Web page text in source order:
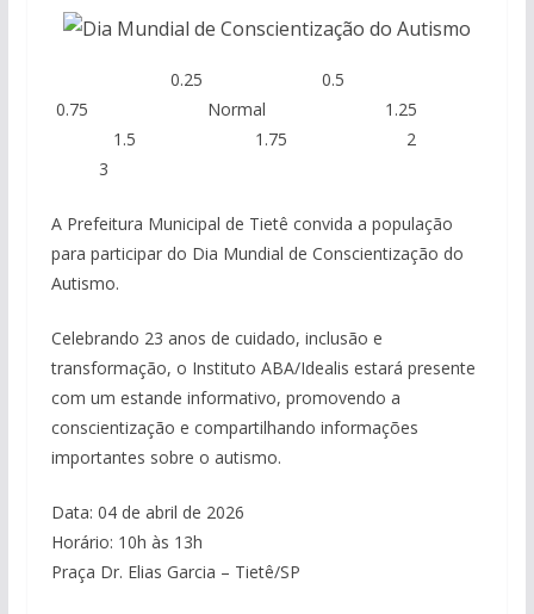
0.25 0.5
0.75 Normal 1.25
1.5 1.75 2
3
A Prefeitura Municipal de Tietê convida a população
para participar do Dia Mundial de Conscientização do
Autismo.
Celebrando 23 anos de cuidado, inclusão e
transformação, o Instituto ABA/Idealis estará presente
com um estande informativo, promovendo a
conscientização e compartilhando informações
importantes sobre o autismo.
Data: 04 de abril de 2026
Horário: 10h às 13h
Praça Dr. Elias Garcia – Tietê/SP